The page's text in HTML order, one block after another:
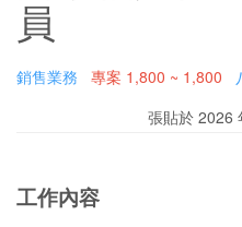
員
銷售業務 專案 1,800 ~ 1,800
張貼於 2026
工作內容